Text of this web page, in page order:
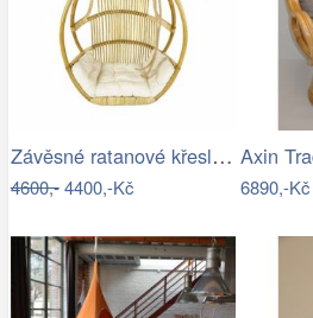
Závěsné ratanové křeslo GOLDIE - světlý…
4600,-4400,-Kč 6890,-Kč